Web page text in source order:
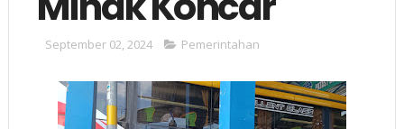
September 02, 2024 Pemerintahan